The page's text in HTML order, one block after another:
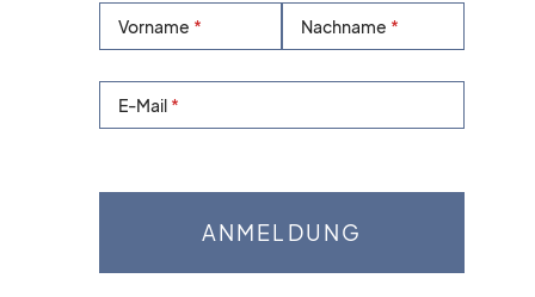
Vorname Nachname
E-Mail